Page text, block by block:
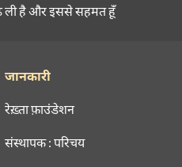
ली है और इससे सहमत हूँ
जानकारी
रेख़्ता फ़ाउंडेशन
संस्थापक : परिचय